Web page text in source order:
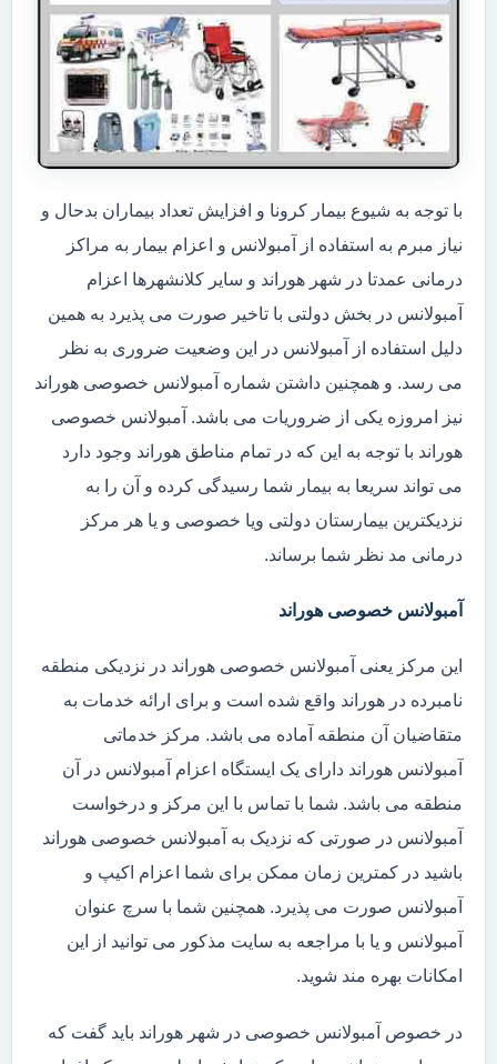
با توجه به شیوع بیمار کرونا و افزایش تعداد بیماران بدحال و
نیاز مبرم به استفاده از آمبولانس و اعزام بیمار به مراکز
درمانی عمدتا در شهر هوراند و سایر کلانشهرها اعزام
آمبولانس در بخش دولتی با تاخیر صورت می پذیرد به همین
دلیل استفاده از آمبولانس در این وضعیت ضروری به نظر
می رسد. و همچنین داشتن شماره آمبولانس خصوصی هوراند
نیز امروزه یکی از ضروریات می باشد. آمبولانس خصوصی
هوراند با توجه به این که در تمام مناطق هوراند وجود دارد
می تواند سریعا به بیمار شما رسیدگی کرده و آن را به
نزدیکترین بیمارستان دولتی ویا خصوصی و یا هر مرکز
درمانی مد نظر شما برساند.
آمبولانس خصوصی هوراند
این مرکز یعنی آمبولانس خصوصی هوراند در نزدیکی منطقه
نامبرده در هوراند واقع شده است و برای ارائه خدمات به
متقاضیان آن منطقه آماده می باشد. مرکز خدماتی
آمبولانس هوراند دارای یک ایستگاه اعزام آمبولانس در آن
منطقه می باشد. شما با تماس با این مرکز و درخواست
آمبولانس در صورتی که نزدیک به آمبولانس خصوصی هوراند
باشید در کمترین زمان ممکن برای شما اعزام اکیپ و
آمبولانس صورت می پذیرد. همچنین شما با سرچ عنوان
آمبولانس و یا با مراجعه به سایت مذکور می توانید از این
امکانات بهره مند شوید.
در خصوص آمبولانس خصوصی در شهر هوراند باید گفت که